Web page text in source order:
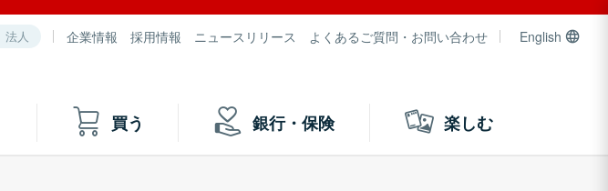
法人 企業情報 採用情報 ニュースリリース よくあるご質問・お問い合わせ English
買う 銀行・保険 楽しむ